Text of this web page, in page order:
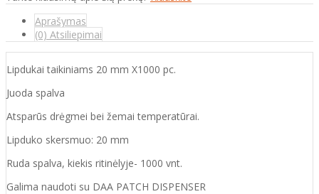
Aprašymas
(0) Atsiliepimai
Lipdukai taikiniams 20 mm X1000 pc.
Juoda spalva
Atsparūs drėgmei bei žemai temperatūrai.
Lipduko skersmuo: 20 mm
Ruda spalva, kiekis ritinėlyje- 1000 vnt.
Galima naudoti su DAA PATCH DISPENSER